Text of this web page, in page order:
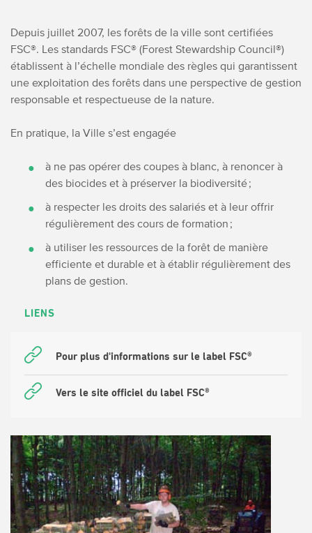
Depuis juillet 2007, les forêts de la ville sont certifiées
FSC®. Les standards FSC® (Forest Stewardship Council®)
établissent à l’échelle mondiale des règles qui garantissent
une exploitation des forêts dans une perspective de gestion
responsable et respectueuse de la nature.
En pratique, la Ville s’est engagée
à ne pas opérer des coupes à blanc, à renoncer à
des biocides et à préserver la biodiversité ;
à respecter les droits des salariés et à leur offrir
régulièrement des cours de formation ;
à utiliser les ressources de la forêt de manière
efficiente et durable et à établir régulièrement des
plans de gestion.
LIENS
Pour plus d'informations sur le label FSC®
Vers le site officiel du label FSC®